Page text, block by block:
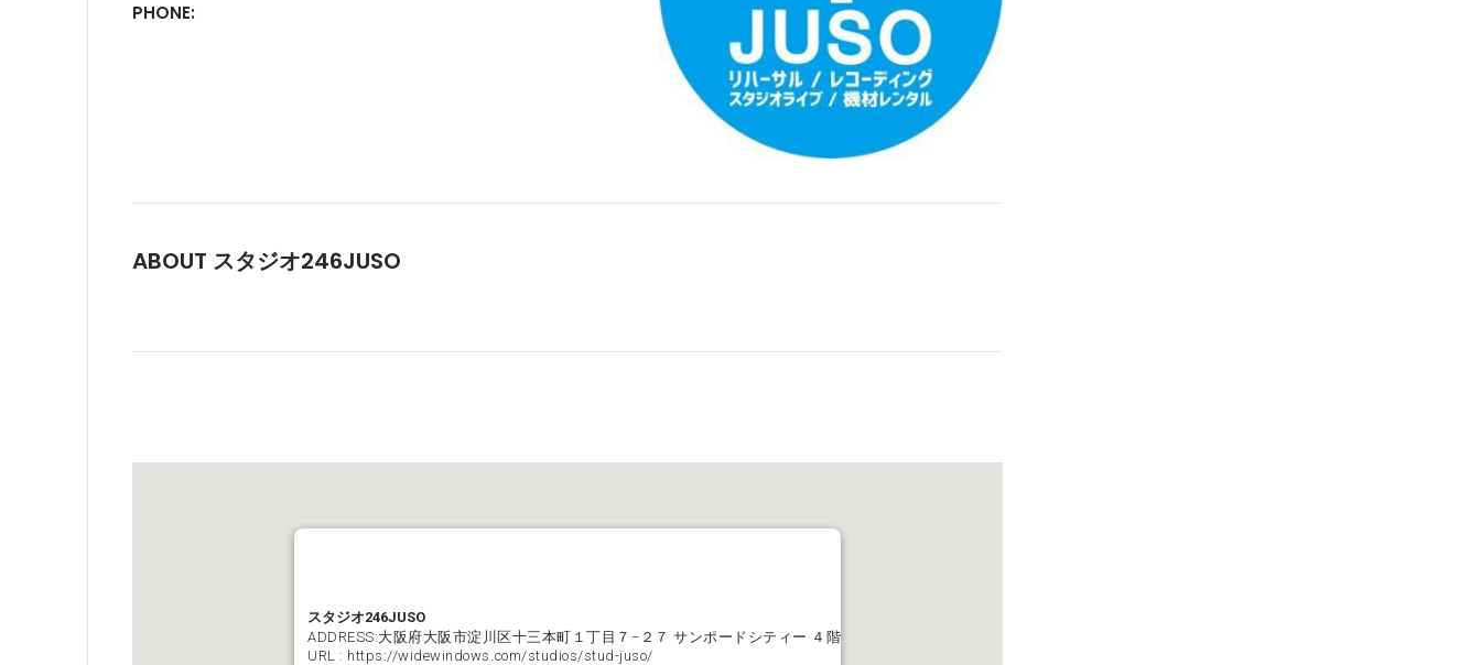
PHONE:
ABOUT スタジオ246JUSO
スタジオ246JUSO
ADDRESS:大阪府大阪市淀川区十三本町１丁目７−２７ サンポードシティー ４階
URL : https://widewindows.com/studios/stud-juso/